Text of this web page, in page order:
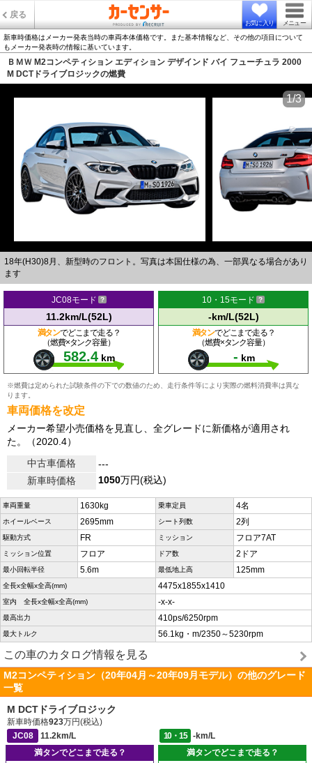
戻る
お気に入り メニュー
新車時価格はメーカー発表当時の車両本体価格です。また基本情報など、その他の項目について
もメーカー発表時の情報に基いています。
ＢＭＷ M2コンペティション エディション デザインド バイ フューチュラ 2000
M DCTドライブロジックの燃費
18年(H30)8月、新型時のフロント。写真は本国仕様の為、一部異なる場合があり
ます
1/3
JC08モード
11.2km/L(52L)
満タンでどこまで走る？
（燃費×タンク容量）
582.4 km
10・15モード
-km/L(52L)
満タンでどこまで走る？
（燃費×タンク容量）
- km
※燃費は定められた試験条件の下での数値のため、走行条件等により実際の燃料消費率は異な
ります。
車両価格を改定
メーカー希望小売価格を見直し、全グレードに新価格が適用され
た。（2020.4）
中古車価格
---
新車時価格
1050万円(税込)
車両重量 1630kg 乗車定員 4名
ホイールベース 2695mm シート列数 2列
駆動方式 FR ミッション フロア7AT
ミッション位置 フロア ドア数 2ドア
最小回転半径 5.6m 最低地上高 125mm
全長x全幅x全高(mm) 4475x1855x1410
室内 全長x全幅x全高(mm) -x-x-
最高出力 410ps/6250rpm
最大トルク 56.1kg・m/2350～5230rpm
この車のカタログ情報を見る
M2コンペティション（20年04月～20年09月モデル）の他のグレード
一覧
M DCTドライブロジック
新車時価格923万円(税込)
JC08
11.2km/L 10・15
-km/L
満タンでどこまで走る？
満タンでどこまで走る？